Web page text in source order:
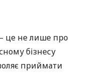
це не лише про
бізнесу
приймати